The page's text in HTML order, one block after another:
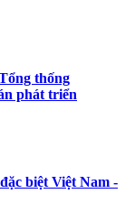
thống
phát triển
biệt Việt Nam -